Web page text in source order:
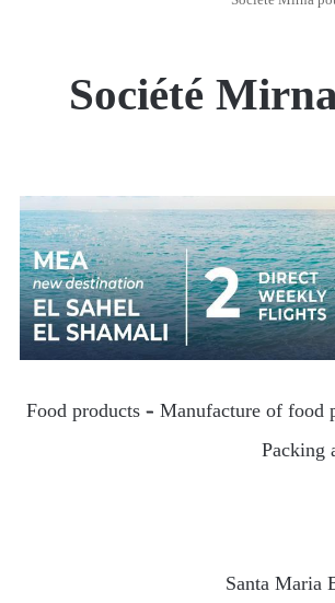
Société
Food products – Manufacture of
Packing
Santa Maria